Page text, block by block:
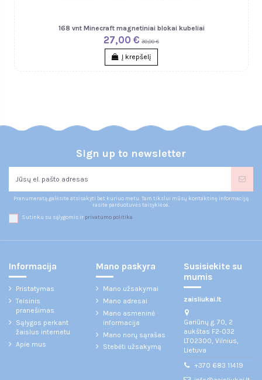
168 vnt Minecraft magnetiniai blokai kubeliai
27,00 € 30,00 €
Į krepšelį
Sign up to newsletter
Prenumeratą galėsite atsisakyti bet kuriuo metu. Tam tikslui mūsų kontaktinę informaciją
rasite parduotuvės taisyklėse.
Sutinku su sąlygomis ir privatumo politika
Informacija
Pristatymas
Teisinis
pranešimas
Sąlygos perkant
žaislus internetu
Apie mus
Mano paskyra
Mano užsakymai
Mano adresai
Mano asmeninė
informacija
Mano norų sąrašas
Stebėti užsakymą
Susisiekite su
mumis
zaisliukai.lt
Gariūnų g. 70, 2
aukštas F2-032
LT02300, Vilnius,
Lietuva
+370 683 11419